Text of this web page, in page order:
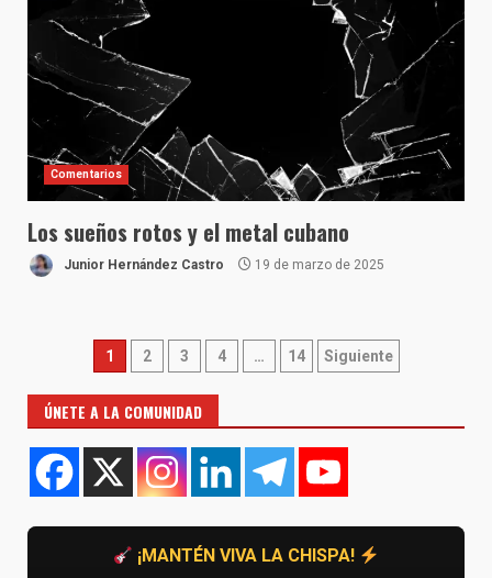
Comentarios
Los sueños rotos y el metal cubano
Junior Hernández Castro 19 de marzo de 2025
Paginación
de
entradas
1 2 3 4 … 14 Siguiente
ÚNETE A LA COMUNIDAD
¡MANTÉN VIVA LA CHISPA!